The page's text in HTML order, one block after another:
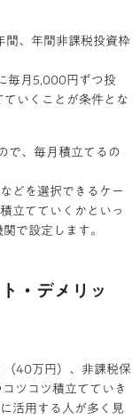
間、年間非課税投資枠
毎月5,000円ずつ投
いくことが条件とな
で、毎月積立てるの
どを選択できるケー
立てていくかといっ
で設定します。
・デメリッ
（40万円）、非課税保
ツコツ積立てていき
活用する人が多く見